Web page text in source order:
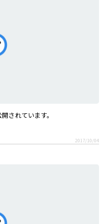
されています。
2017/10/04